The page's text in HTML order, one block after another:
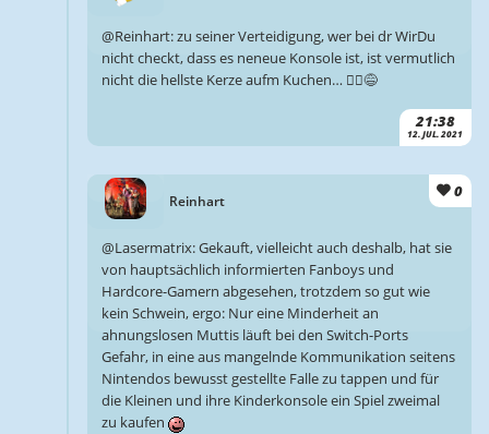
21:38
12. JUL. 2021
@Reinhart: zu seiner Verteidigung, wer bei dr WirDu
nicht checkt, dass es neneue Konsole ist, ist vermutlich
nicht die hellste Kerze aufm Kuchen… 🤷‍♂️😅
Reinhart
0
@Lasermatrix: Gekauft, vielleicht auch deshalb, hat sie
von hauptsächlich informierten Fanboys und
Hardcore-Gamern abgesehen, trotzdem so gut wie
kein Schwein, ergo: Nur eine Minderheit an
ahnungslosen Muttis läuft bei den Switch-Ports
Gefahr, in eine aus mangelnde Kommunikation seitens
Nintendos bewusst gestellte Falle zu tappen und für
die Kleinen und ihre Kinderkonsole ein Spiel zweimal
zu kaufen